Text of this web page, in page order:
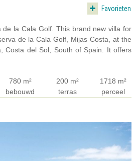
Favorieten
de la Cala Golf. This brand new villa for
de la Cala Golf, Mijas Costa, at the
Costa del Sol, South of Spain. It offers
780 m²
bebouwd
200 m²
terras
1718 m²
perceel